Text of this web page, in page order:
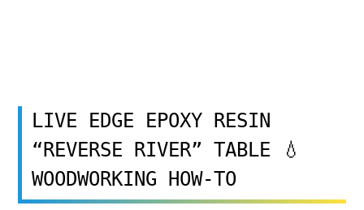
LIVE EDGE EPOXY RESIN
“REVERSE RIVER” TABLE 💧
WOODWORKING HOW-TO